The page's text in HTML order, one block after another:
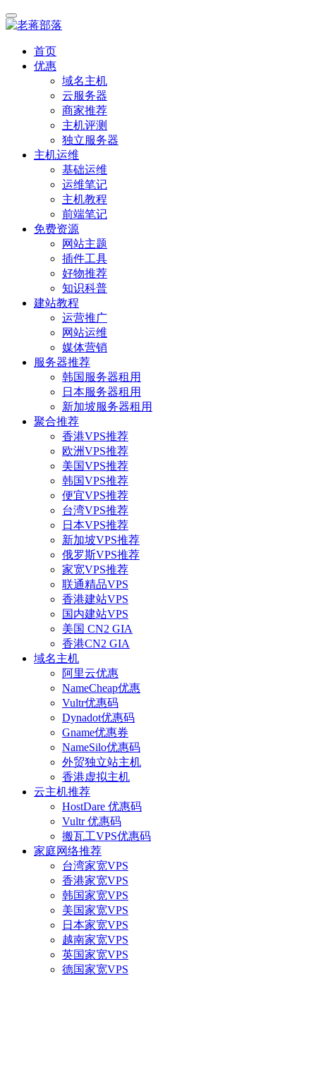
首页
优惠
域名主机
云服务器
商家推荐
主机评测
独立服务器
主机运维
基础运维
运维笔记
主机教程
前端笔记
免费资源
网站主题
插件工具
好物推荐
知识科普
建站教程
运营推广
网站运维
媒体营销
服务器推荐
韩国服务器租用
日本服务器租用
新加坡服务器租用
聚合推荐
香港VPS推荐
欧洲VPS推荐
美国VPS推荐
韩国VPS推荐
便宜VPS推荐
台湾VPS推荐
日本VPS推荐
新加坡VPS推荐
俄罗斯VPS推荐
家宽VPS推荐
联通精品VPS
香港建站VPS
国内建站VPS
美国 CN2 GIA
香港CN2 GIA
域名主机
阿里云优惠
NameCheap优惠
Vultr优惠码
Dynadot优惠码
Gname优惠券
NameSilo优惠码
外贸独立站主机
香港虚拟主机
云主机推荐
HostDare 优惠码
Vultr 优惠码
搬瓦工VPS优惠码
家庭网络推荐
台湾家宽VPS
香港家宽VPS
韩国家宽VPS
美国家宽VPS
日本家宽VPS
越南家宽VPS
英国家宽VPS
德国家宽VPS